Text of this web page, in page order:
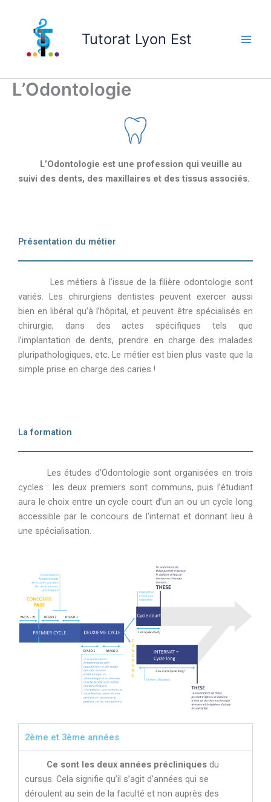
Tutorat Lyon Est
L’Odontologie
L’Odontologie est une profession qui veuille au
suivi des dents, des maxillaires et des tissus associés.
Présentation du métier
Les métiers à l’issue de la filière odontologie sont
variés. Les chirurgiens dentistes peuvent exercer aussi
bien en libéral qu’à l’hôpital, et peuvent être spécialisés en
chirurgie, dans des actes spécifiques tels que
l’implantation de dents, prendre en charge des malades
pluripathologiques, etc. Le métier est bien plus vaste que la
simple prise en charge des caries !
La formation
Les études d’Odontologie sont organisées en trois
cycles : les deux premiers sont communs, puis l’étudiant
aura le choix entre un cycle court d’un an ou un cycle long
accessible par le concours de l’internat et donnant lieu à
une spécialisation.
2ème et 3ème années
Ce sont les deux années précliniques du
cursus. Cela signifie qu’il s’agit d’années qui se
déroulent au sein de la faculté et non auprès des